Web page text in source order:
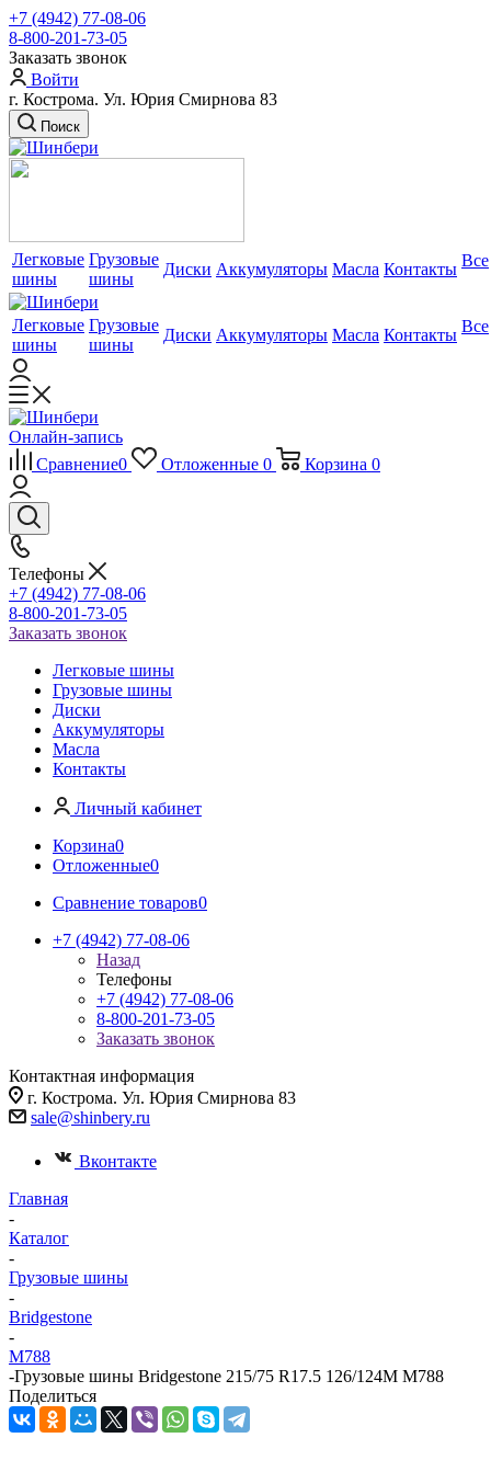
+7 (4942) 77-08-06
8-800-201-73-05
Заказать звонок
Войти
г. Кострома. Ул. Юрия Смирнова 83
Поиск
Легковые
шины
Грузовые
шины
Диски Аккумуляторы Масла Контакты Все
Легковые
шины
Грузовые
шины
Диски Аккумуляторы Масла Контакты Все
Онлайн-запись
Сравнение0 Отложенные 0 Корзина 0
Телефоны
+7 (4942) 77-08-06
8-800-201-73-05
Заказать звонок
Легковые шины
Грузовые шины
Диски
Аккумуляторы
Масла
Контакты
Личный кабинет
Корзина0
Отложенные0
Сравнение товаров0
+7 (4942) 77-08-06
Назад
Телефоны
+7 (4942) 77-08-06
8-800-201-73-05
Заказать звонок
Контактная информация
г. Кострома. Ул. Юрия Смирнова 83
sale@shinbery.ru
Вконтакте
Главная
-
Каталог
-
Грузовые шины
-
Bridgestone
-
M788
-Грузовые шины Bridgestone 215/75 R17.5 126/124M M788
Поделиться